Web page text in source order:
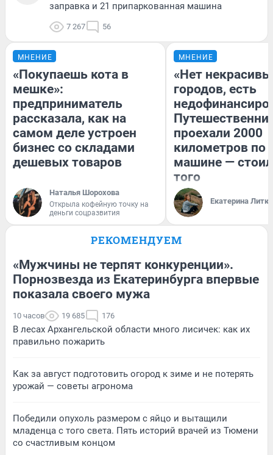
заправка и 21 припаркованная машина
7 267 56
МНЕНИЕ
«Покупаешь кота в
мешке»:
предприниматель
рассказала, как на
самом деле устроен
бизнес со складами
дешевых товаров
Наталья Шорохова
Открыла кофейную точку на
деньги соцразвития
МНЕНИЕ
«Нет
городов, есть
проехали 2000
километров по
машине —
того
Екатерина
РЕКОМЕНДУЕМ
«Мужчины не терпят конкуренции».
Порнозвезда из Екатеринбурга впервые
показала своего мужа
10 часов 19 685 176
В лесах Архангельской области много лисичек: как их
правильно пожарить
Как за август подготовить огород к зиме и не потерять
урожай — советы агронома
Победили опухоль размером с яйцо и вытащили
младенца с того света. Пять историй врачей из Тюмени
со счастливым концом